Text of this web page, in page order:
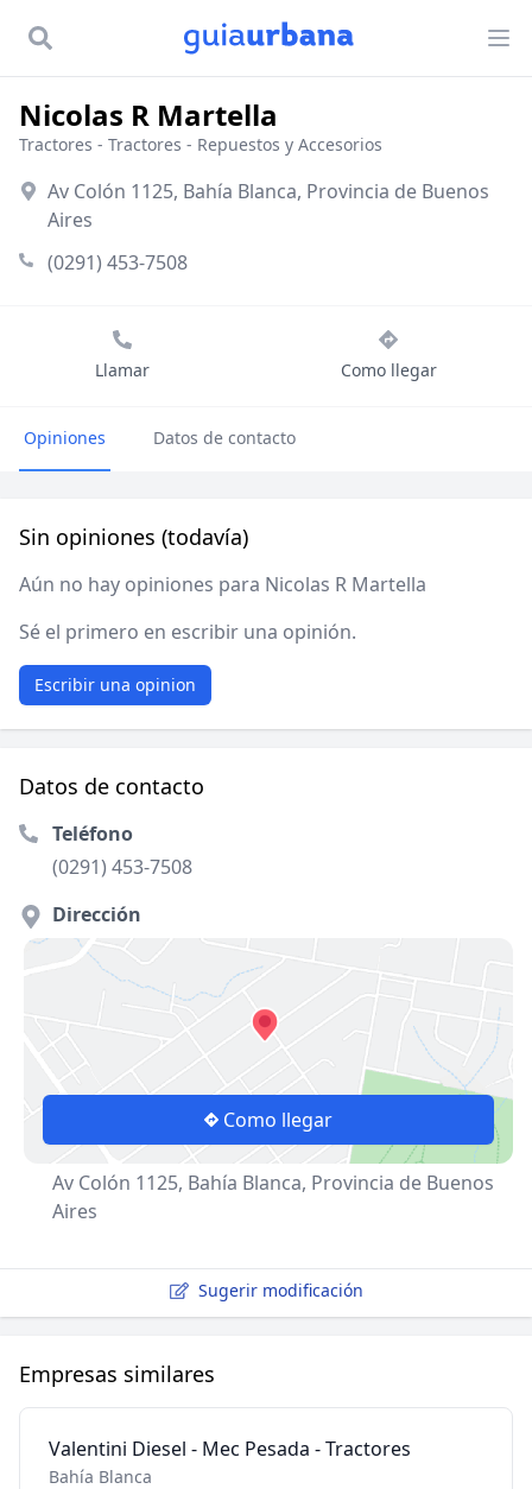
Nicolas R Martella
Tractores - Tractores - Repuestos y Accesorios
Av Colón 1125, Bahía Blanca, Provincia de Buenos
Aires
(0291) 453-7508
Llamar Como llegar
Opiniones Datos de contacto
Sin opiniones (todavía)
Aún no hay opiniones para Nicolas R Martella
Sé el primero en escribir una opinión.
Escribir una opinion
Datos de contacto
Teléfono
(0291) 453-7508
Dirección
Como llegar
Av Colón 1125, Bahía Blanca, Provincia de Buenos
Aires
Sugerir modificación
Empresas similares
Valentini Diesel - Mec Pesada - Tractores
Bahía Blanca